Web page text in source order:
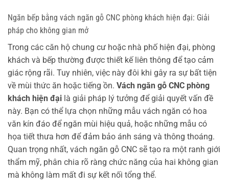
Ngăn bếp bằng vách ngăn gỗ CNC phòng khách hiện đại: Giải
pháp cho không gian mở
Trong các căn hộ chung cư hoặc nhà phố hiện đại, phòng
khách và bếp thường được thiết kế liên thông để tạo cảm
giác rộng rãi. Tuy nhiên, việc này đôi khi gây ra sự bất tiện
về mùi thức ăn hoặc tiếng ồn. Vách ngăn gỗ CNC phòng
khách hiện đại là giải pháp lý tưởng để giải quyết vấn đề
này. Bạn có thể lựa chọn những mẫu vách ngăn có hoa
văn kín đáo để ngăn mùi hiệu quả, hoặc những mẫu có
họa tiết thưa hơn để đảm bảo ánh sáng và thông thoáng.
Quan trọng nhất, vách ngăn gỗ CNC sẽ tạo ra một ranh giới
thẩm mỹ, phân chia rõ ràng chức năng của hai không gian
mà không làm mất đi sự kết nối tổng thể.